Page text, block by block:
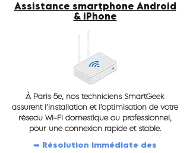
Assistance smartphone Android
& iPhone
À Paris 5e, nos techniciens SmartGeek
assurent l’installation et l’optimisation de votre
réseau Wi-Fi domestique ou professionnel,
pour une connexion rapide et stable.
➡️ Résolution immédiate des